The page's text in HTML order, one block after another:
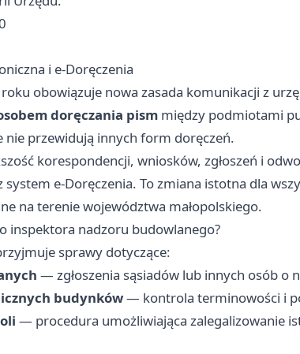
i e-Doręczenia
obowiązuje nowa zasada komunikacji z
doręczania pism między podmiotami
nie przewidują innych form doręczeń.
korespondencji, wniosków, zgłoszeń i
system e-Doręczenia. To zmiana istotna dla
na terenie województwa małopolskiego.
inspektora nadzoru budowlanego?
sprawy dotyczące:
— zgłoszenia sąsiadów lub innych osób o
budynków— kontrola terminowości i
— procedura umożliwiająca zalegalizowanie